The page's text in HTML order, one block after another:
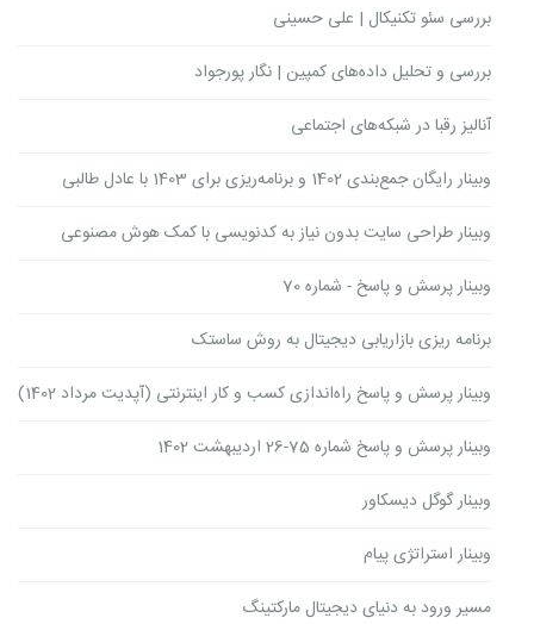
بررسی سئو تکنیکال | علی حسینی
بررسی و تحلیل داده‌های کمپین | نگار پورجواد
آنالیز رقبا در شبکه‌های اجتماعی
وبینار رایگان جمع‌بندی 1402 و برنامه‌ریزی برای 1403 با عادل طالبی
وبینار ‌طراحی سایت بدون نیاز به کدنویسی با کمک هوش مصنوعی
وبینار پرسش و پاسخ - شماره 70
برنامه ریزی بازاریابی دیجیتال به روش ساستک
وبینار پرسش و پاسخ راه‌اندازی کسب و کار اینترنتی (آپدیت مرداد 1402)
وبینار پرسش و پاسخ شماره 75-26 اردیبهشت 1402
وبینار گوگل دیسکاور
وبینار استراتژی پیام
مسیر ورود به دنیای دیجیتال مارکتینگ